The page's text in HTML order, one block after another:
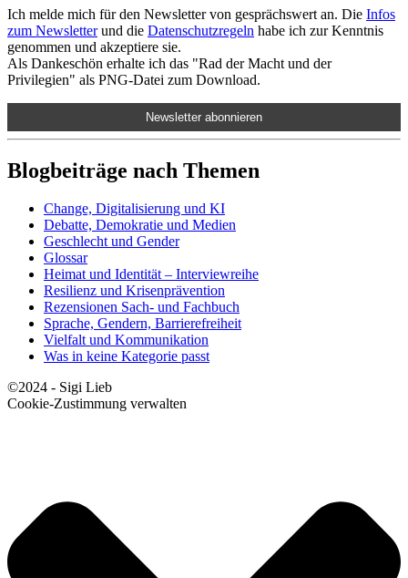
Ich melde mich für den Newsletter von gesprächswert an. Die Infos
zum Newsletterund die Datenschutzregeln habe ich zur Kenntnis
genommen und akzeptiere sie.
Als Dankeschön erhalte ich das "Rad der Macht und der
Privilegien" als PNG-Datei zum Download.
Blogbeiträge nach Themen
Change, Digitalisierung und KI
Debatte, Demokratie und Medien
Geschlecht und Gender
Glossar
Heimat und Identität – Interviewreihe
Resilienz und Krisenprävention
Rezensionen Sach- und Fachbuch
Sprache, Gendern, Barrierefreiheit
Vielfalt und Kommunikation
Was in keine Kategorie passt
©2024 - Sigi Lieb
Cookie-Zustimmung verwalten